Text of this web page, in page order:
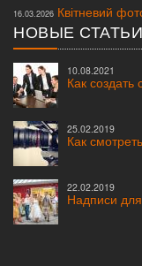
16.03.2026 Квітневий
НОВЫЕ СТАТЬИ
10.08.2021
Как
25.02.2019
Как
22.02.2019
Надписи